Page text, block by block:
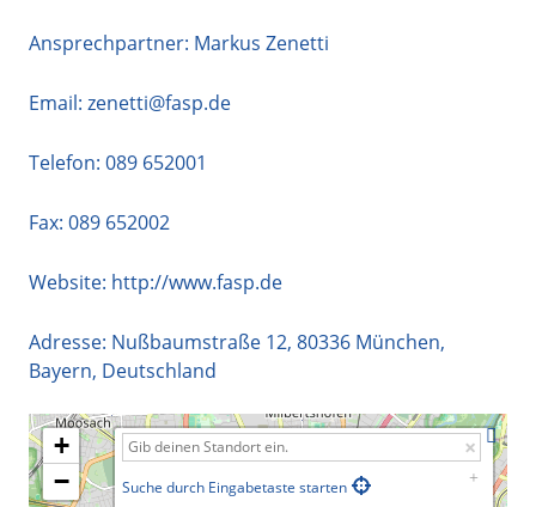
Ansprechpartner: Markus Zenetti
Email: zenetti@fasp.de
Telefon: 089 652001
Fax: 089 652002
Website: http://www.fasp.de
Adresse: Nußbaumstraße 12, 80336 München,
Bayern, Deutschland
+
−
Suche durch Eingabetaste starten